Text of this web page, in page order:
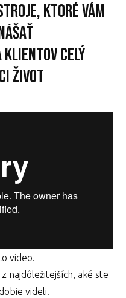
ktoré vám
klientov celý
život
video.
najdôležitejších, aké ste
videli.